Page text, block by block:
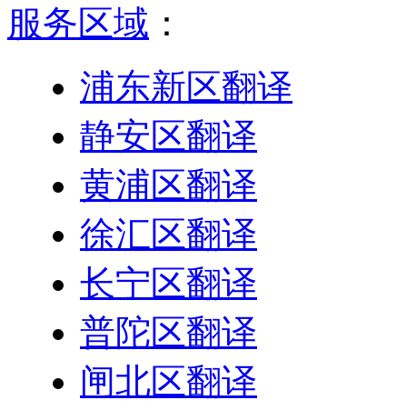
服务区域 ：
浦东新区翻译
静安区翻译
黄浦区翻译
徐汇区翻译
长宁区翻译
普陀区翻译
闸北区翻译